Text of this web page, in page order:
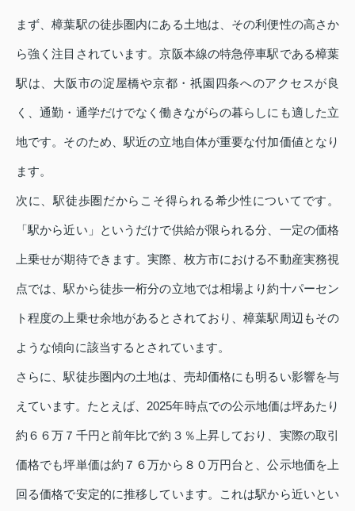
まず、樟葉駅の徒歩圏内にある土地は、その利便性の高さか
ら強く注目されています。京阪本線の特急停車駅である樟葉
駅は、大阪市の淀屋橋や京都・祇園四条へのアクセスが良
く、通勤・通学だけでなく働きながらの暮らしにも適した立
地です。そのため、駅近の立地自体が重要な付加価値となり
ます。
次に、駅徒歩圏だからこそ得られる希少性についてです。
「駅から近い」というだけで供給が限られる分、一定の価格
上乗せが期待できます。実際、枚方市における不動産実務視
点では、駅から徒歩一桁分の立地では相場より約十パーセン
ト程度の上乗せ余地があるとされており、樟葉駅周辺もその
ような傾向に該当するとされています。
さらに、駅徒歩圏内の土地は、売却価格にも明るい影響を与
えています。たとえば、2025年時点での公示地価は坪あたり
約６６万７千円と前年比で約３％上昇しており、実際の取引
価格でも坪単価は約７６万から８０万円台と、公示地価を上
回る価格で安定的に推移しています。これは駅から近いとい